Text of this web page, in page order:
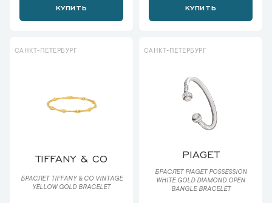
КУПИТЬ КУПИТЬ
САНКТ-ПЕТЕРБУРГ
TIFFANY & CO
БРАСЛЕТ TIFFANY & CO VINTAGE
YELLOW GOLD BRACELET
САНКТ-ПЕТЕРБУРГ
PIAGET
БРАСЛЕТ PIAGET POSSESSION
WHITE GOLD DIAMOND OPEN
BANGLE BRACELET